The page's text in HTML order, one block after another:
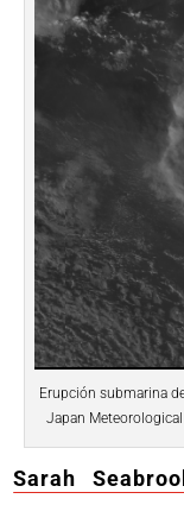
Erupción submarina
Japan
Sarah